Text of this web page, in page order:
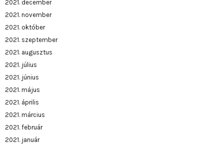
2021. december
2021. november
2021. október
2021. szeptember
2021. augusztus
2021. július
2021. június
2021. május
2021. április
2021. március
2021. február
2021. január